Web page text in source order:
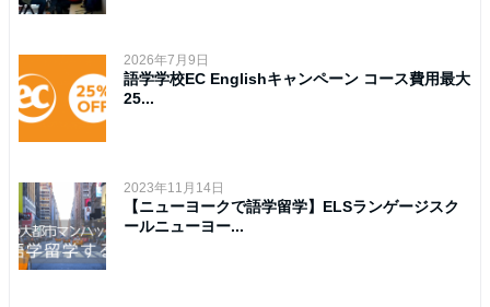
2026年7月9日
語学学校EC Englishキャンペーン コース費用最大
25...
2023年11月14日
【ニューヨークで語学留学】ELSランゲージスク
ールニューヨー...